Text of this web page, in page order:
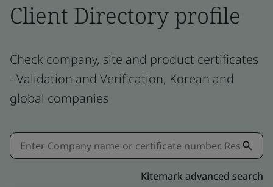
Client Directory profile
Check company, site and product certificates
- Validation and Verification, Korean and
global companies
Kitemark advanced search